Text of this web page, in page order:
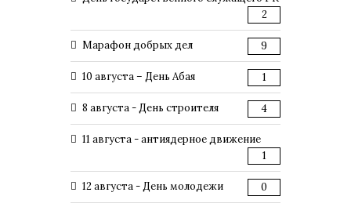
2
Марафон добрых дел 9
10 августа – День Абая 1
8 августа - День строителя 4
11 августа - антиядерное движение
1
12 августа - День молодежи 0